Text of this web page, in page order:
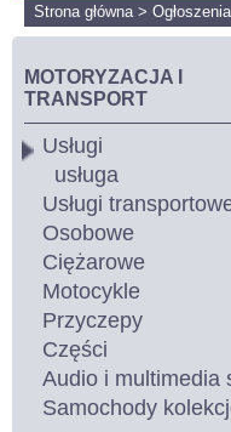
Strona główna>
MOTORYZACJA I
TRANSPORT
Usługi
usługa
Usługi
Osobowe
Ciężarowe
Motocykle
Przyczepy
Części
Audio i multimedia
Samochody